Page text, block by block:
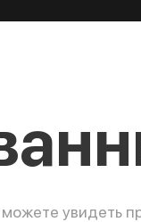
увидеть